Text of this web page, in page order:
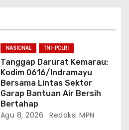
NASIONAL TNI-POLRI
Tanggap Darurat Kemarau:
Kodim 0616/Indramayu
Bersama Lintas Sektor
Garap Bantuan Air Bersih
Bertahap
Agu 8, 2026 Redaksi MPN